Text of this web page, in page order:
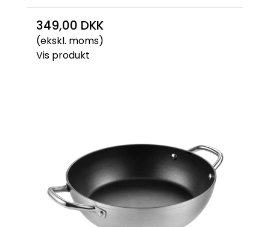
349,00 DKK
(ekskl. moms)
Vis produkt